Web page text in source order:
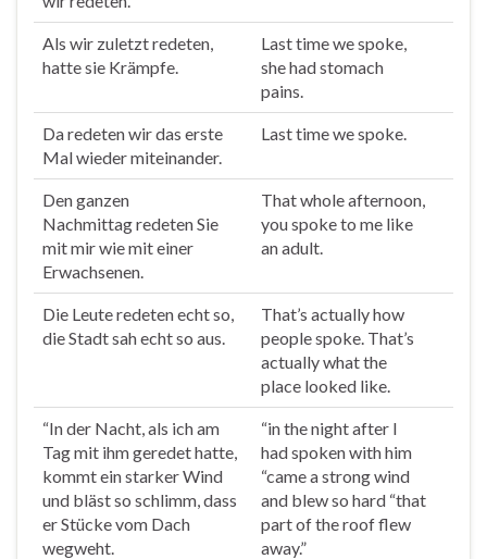
Als wir zuletztredeten,
hatte sie Krämpfe.
Last time wespoke,
she had stomach
pains.
Daredetenwir das erste
Mal wieder miteinander.
Last time wespoke.
Den ganzen
NachmittagredetenSie
mit mir wie mit einer
Erwachsenen.
That whole afternoon,
youspoketo me like
an adult.
Die Leuteredetenecht so,
die Stadt sah echt so aus.
That’s actually how
peoplespoke. That’s
actually what the
place looked like.
“In der Nacht, als ich am
Tag mit ihmgeredethatte,
kommt ein starker Wind
und bläst so schlimm, dass
er Stücke vom Dach
wegweht.
“in the night after I
hadspokenwith him
“came a strong wind
and blew so hard “that
part of the roof flew
away.”